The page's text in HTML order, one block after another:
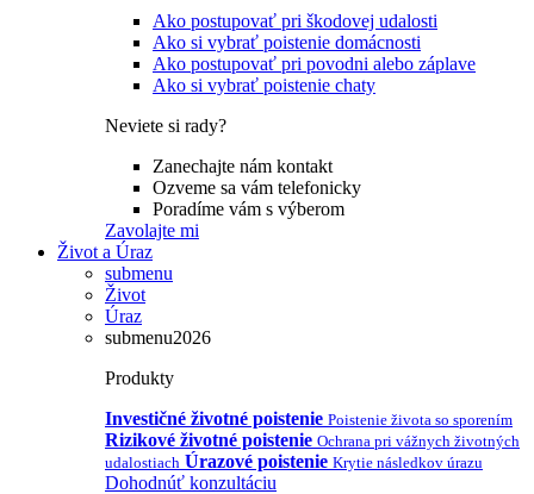
Ako postupovať pri škodovej udalosti
Ako si vybrať poistenie domácnosti
Ako postupovať pri povodni alebo záplave
Ako si vybrať poistenie chaty
Neviete si rady?
Zanechajte nám kontakt
Ozveme sa vám telefonicky
Poradíme vám s výberom
Zavolajte mi
Život a Úraz
submenu
Život
Úraz
submenu2026
Produkty
Investičné životné poistenie Poistenie života so sporením
Rizikové životné poistenie Ochrana pri vážnych životných
udalostiach Úrazové poistenie Krytie následkov úrazu
Dohodnúť konzultáciu